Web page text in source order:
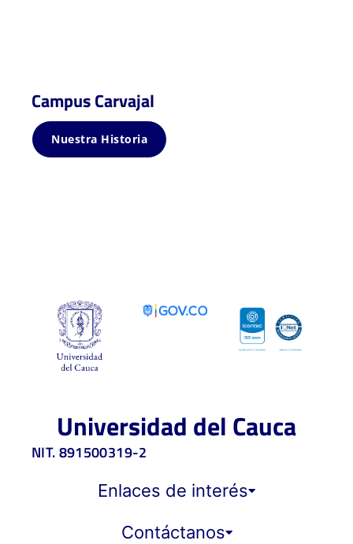
Campus Carvajal
Nuestra Historia
Universidad del Cauca
NIT. 891500319-2
Enlaces de interés
Contáctanos